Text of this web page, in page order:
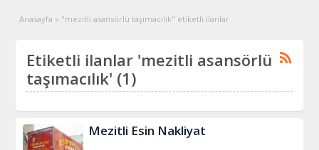
Anasayfa » "mezitli asansörlü taşımacılık" etiketli ilanlar
Etiketli ilanlar 'mezitli asansörlü
taşımacılık' (1)
Mezitli Esin Nakliyat